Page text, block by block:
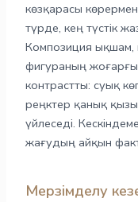
көзқарасы
түрде, кең түстік
Композиция ықшам,
фигураның жоғарғы
контрастты: суық
реңктер қанық
үйлеседі.
жағудың айқын
Мерзімделу